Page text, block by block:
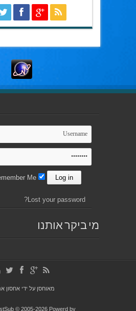
Lost your password?
מי ביקר אותנו
מאוחסן על ידיאחסון
© 2005-2026 Powerd by